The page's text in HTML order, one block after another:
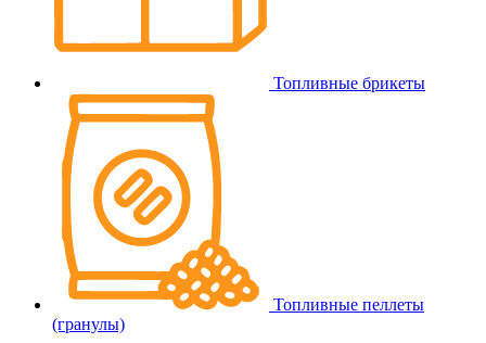
Топливные брикеты
Топливные пеллеты
(гранулы)